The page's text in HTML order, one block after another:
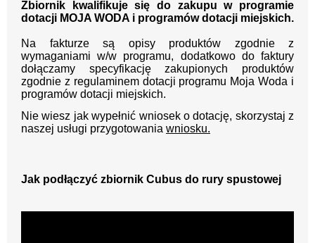
Zbiornik kwalifikuje się do zakupu w programie
dotacji MOJA WODA i programów dotacji miejskich.
Na fakturze są opisy produktów zgodnie z
wymaganiami w/w programu, dodatkowo do faktury
dołączamy specyfikację zakupionych produktów
zgodnie z regulaminem dotacji programu Moja Woda i
programów dotacji miejskich.
Nie wiesz jak wypełnić wniosek o dotację, skorzystaj z
naszej usługi przygotowania wniosku.
Jak podłączyć zbiornik Cubus do rury spustowej